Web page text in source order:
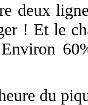
deux
! Et le
du